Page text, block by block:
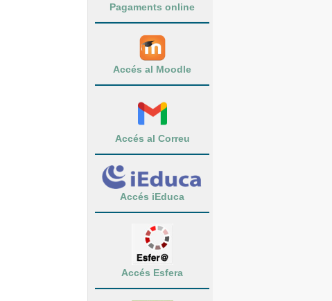
Pagaments online
Accés al Moodle
Accés al Correu
Accés iEduca
Accés Esfera